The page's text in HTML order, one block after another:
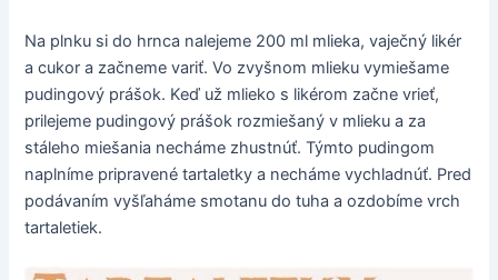
Na plnku si do hrnca nalejeme 200 ml mlieka, vaječný likér
a cukor a začneme variť. Vo zvyšnom mlieku vymiešame
pudingový prášok. Keď už mlieko s likérom začne vrieť,
prilejeme pudingový prášok rozmiešaný v mlieku a za
stáleho miešania necháme zhustnúť. Týmto pudingom
naplníme pripravené tartaletky a necháme vychladnúť. Pred
podávaním vyšľaháme smotanu do tuha a ozdobíme vrch
tartaletiek.